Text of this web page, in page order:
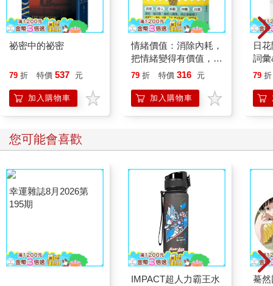
祕密中的祕密
79 折 特價 537 元
加入購物車
情緒價值：消除內耗，
把情緒變得有價值，跟
誰都能自在相處
79 折 特價 316 元
加入購物車
日
詞
79 折
您可能會喜歡
IMPACT超人力霸王水
驀